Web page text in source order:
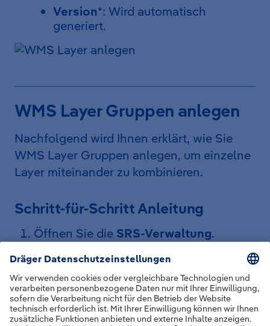
Version*: Wird automatisch
generiert.
WMS Layer Gruppen anlegen
Nachfolgend wird Ihnen erklärt, wie Sie
WMS Layer Gruppen anlegen, um einzelne
Layer miteinander zu kombinieren.
Schritt-für-Schritt Anleitung
Öffnen Sie die SRS-Verwaltung.
Klicken Sie auf
Verwaltung
Klicken Sie auf
Einstellungen
Klicken Sie aufWMS Layer.
Scrollen Sie zuWMS Layer Gruppen.